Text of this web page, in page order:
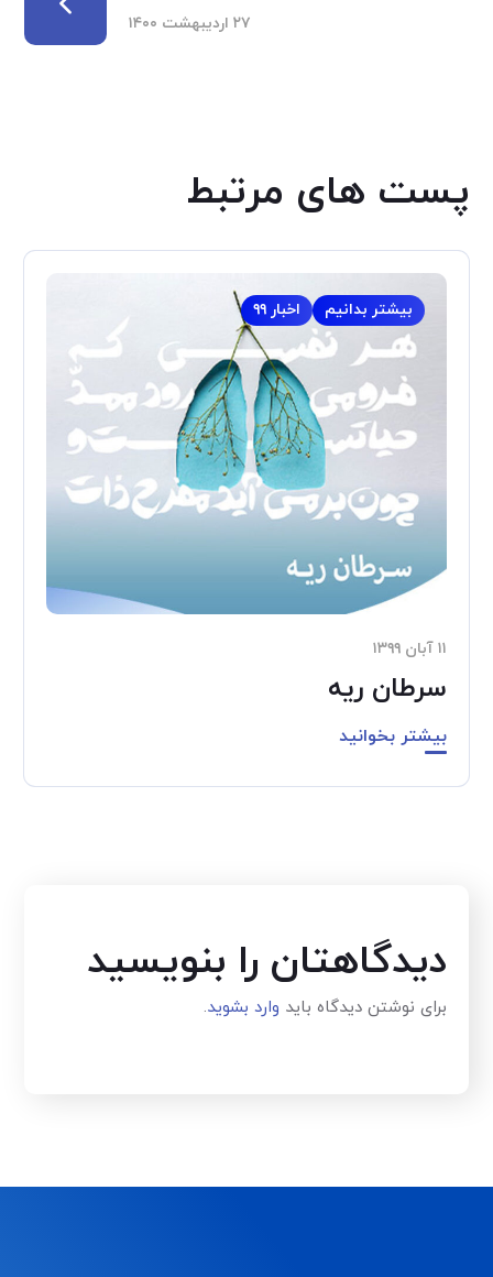
۲۷ اردیبهشت ۱۴۰۰
پست های مرتبط
اخبار ۹۹ بیشتر بدانیم
۱۱ آبان ۱۳۹۹
سرطان ریه
بیشتر بخوانید
دیدگاهتان را بنویسید
برای نوشتن دیدگاه باید وارد بشوید.